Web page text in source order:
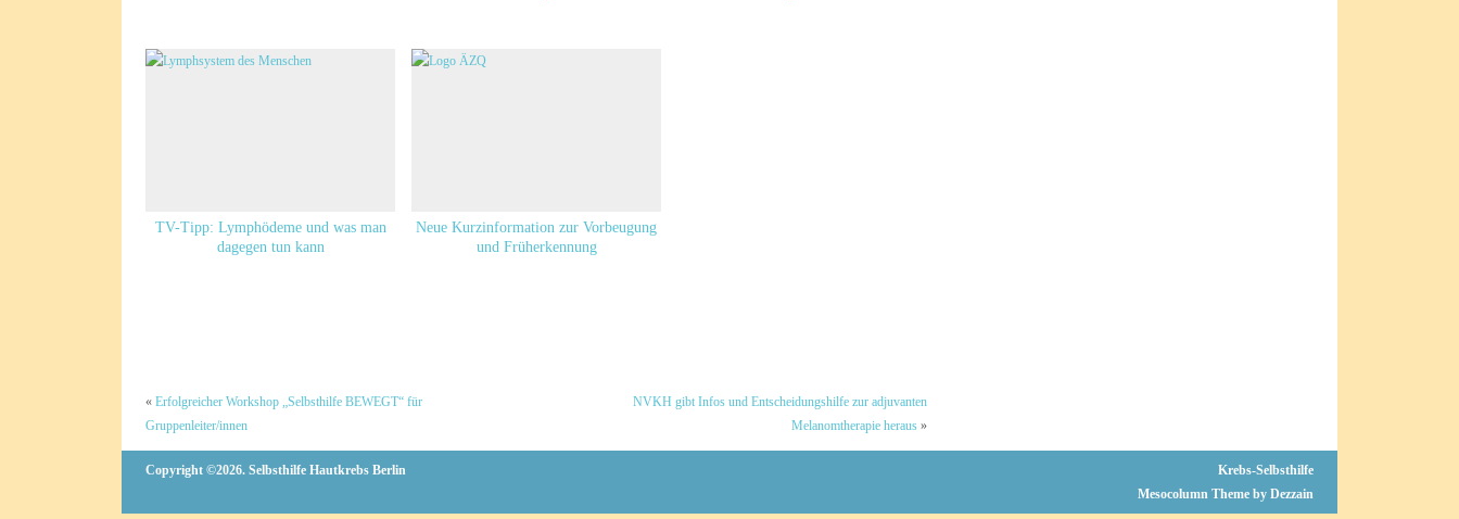
TV-Tipp: Lymphödeme und was man
dagegen tun kann
Neue Kurzinformation zur Vorbeugung
und Früherkennung
«Erfolgreicher Workshop „Selbsthilfe BEWEGT“ für
Gruppenleiter/innen
NVKH gibt Infos und Entscheidungshilfe zur adjuvanten
Melanomtherapie heraus »
Copyright ©2026. Selbsthilfe Hautkrebs Berlin
Krebs-Selbsthilfe
Mesocolumn Theme by Dezzain